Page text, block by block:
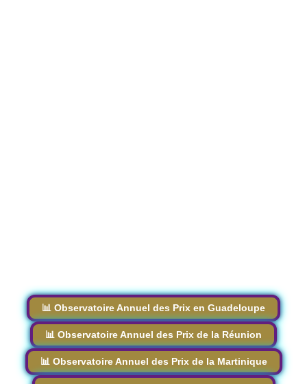
📊 Observatoire Annuel des Prix en Guadeloupe
📊 Observatoire Annuel des Prix de la Réunion
📊 Observatoire Annuel des Prix de la Martinique